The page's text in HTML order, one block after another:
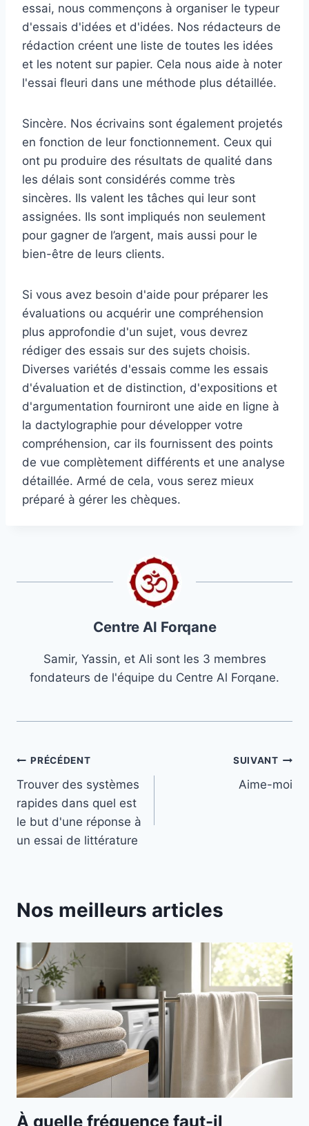
essai, nous commençons à organiser le typeur
d'essais d'idées et d'idées. Nos rédacteurs de
rédaction créent une liste de toutes les idées
et les notent sur papier. Cela nous aide à noter
l'essai fleuri dans une méthode plus détaillée.
Sincère. Nos écrivains sont également projetés
en fonction de leur fonctionnement. Ceux qui
ont pu produire des résultats de qualité dans
les délais sont considérés comme très
sincères. Ils valent les tâches qui leur sont
assignées. Ils sont impliqués non seulement
pour gagner de l’argent, mais aussi pour le
bien-être de leurs clients.
Si vous avez besoin d'aide pour préparer les
évaluations ou acquérir une compréhension
plus approfondie d'un sujet, vous devrez
rédiger des essais sur des sujets choisis.
Diverses variétés d'essais comme les essais
d'évaluation et de distinction, d'expositions et
d'argumentation fourniront une aide en ligne à
la dactylographie pour développer votre
compréhension, car ils fournissent des points
de vue complètement différents et une analyse
détaillée. Armé de cela, vous serez mieux
préparé à gérer les chèques.
Centre Al Forqane
Samir, Yassin, et Ali sont les 3 membres
fondateurs de l'équipe du Centre Al Forqane.
Navigation
de
l’article
PRÉCÉDENT
Trouver des systèmes
rapides dans quel est
le but d'une réponse à
un essai de littérature
SUIVANT
Aime-moi
Nos meilleurs articles
À quelle fréquence faut-il